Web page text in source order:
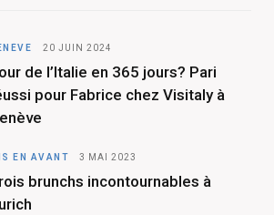
b
o
a
g
m
20 JUIN 2024
de l’Italie en 365 jours? Pari
pour Fabrice chez Visitaly à
EN AVANT 3 MAI 2023
brunchs incontournables à